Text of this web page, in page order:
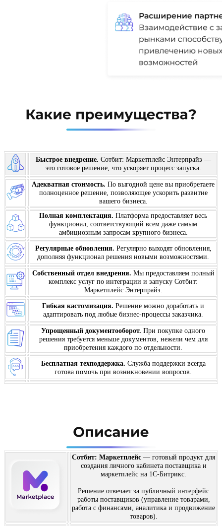
Быстрое внедрение. Сотбит: Маркетплейс Энтерпрайз —
это готовое решение, что ускоряет процесс запуска.
Адекватная стоимость. По выгодной цене вы приобретаете
полноценное решение, позволяющее ускорить развитие
вашего бизнеса.
Полная комплектация. Платформа предоставляет весь
функционал, соответствующий всем даже самым
амбициозным запросам крупного бизнеса.
Регулярные обновления. Регулярно выходят обновления,
дополняя функционал решения новыми возможностями.
Собственный отдел внедрения. Мы предоставляем полный
комплекс услуг по интеграции и запуску Сотбит:
Маркетплейс Энтерпрайз.
Гибкая кастомизация. Решение можно доработать и
адаптировать под любые бизнес-процессы заказчика.
Упрощенный документооборот. При покупке одного
решения требуется меньше документов, нежели чем для
приобретения каждого по отдельности.
Бесплатная техподдержка. Служба поддержки всегда
готова помочь при возникновении вопросов.
Сотбит: Маркетплейс — готовый продукт для
создания личного кабинета поставщика и
маркетплейс на 1С-Битрикс.
Решение отвечает за публичный интерфейс
работы поставщиков (управление товарами,
работа с финансами, аналитика и продвижение
товаров).